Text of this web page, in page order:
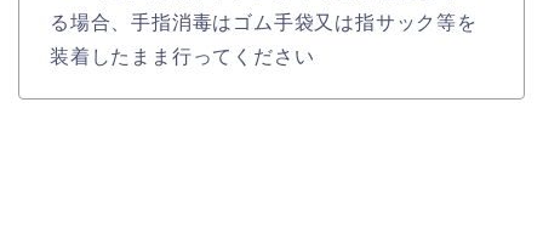
る場合、手指消毒はゴム手袋又は指サック等を
装着したまま行ってください